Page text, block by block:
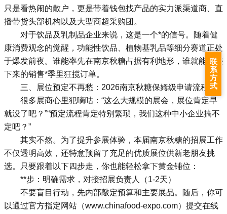
只是看热闹的散户，更是带着钱包找产品的实力派渠道商、直
播带货头部机构以及大型商超采购团。
对于饮品及乳制品企业来说，这是一个*的信号。随着健
康消费观念的觉醒，功能性饮品、植物基乳品等细分赛道正处
于爆发前夜。谁能率先在南京秋糖占据有利地形，谁就能在接
下来的销售*季里狂揽订单。
三、展位预定不再愁：2026南京秋糖保姆级申请流程
很多展商心里犯嘀咕：“这么大规模的展会，展位肯定早
就没了吧？”“预定流程肯定特别繁琐，我们这种中小企业搞不
定吧？”
其实不然。为了提升参展体验，本届南京秋糖的招展工作
不仅透明高效，还特意预留了充足的优质展位供新老朋友挑
选。只要跟着以下四步走，你也能轻松拿下黄金铺位：
**步：明确需求，对接招展负责人（1-2天）
不要盲目行动，先内部敲定预算和主要展品。随后，你可
以通过官方指定网站（www.chinafood-expo.com）提交在线
联
系
方
式